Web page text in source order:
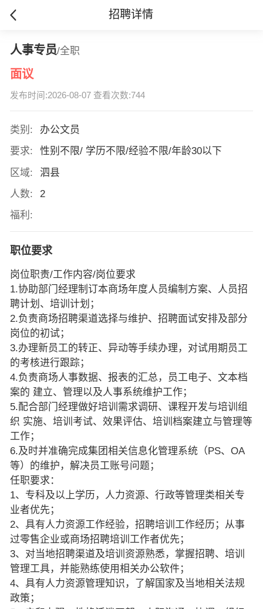
招聘详情
人事专员/全职
面议
发布时间:2026-08-07 查看次数:744
类别:
办公文员
要求:
性别不限/ 学历不限/经验不限/年龄30以下
区域:
泗县
人数:
2
福利:
职位要求
岗位职责/工作内容/岗位要求
1.协助部门经理制订本商场年度人员编制方案、人员招
聘计划、培训计划；
2.负责商场招聘渠道选择与维护、招聘面试安排及部分
岗位的初试；
3.办理新员工的转正、异动等手续办理，对试用期员工
的考核进行跟踪；
4.负责商场人事数据、报表的汇总，员工电子、文本档
案的 建立、管理以及人事系统维护工作；
5.配合部门经理做好培训需求调研、课程开发与培训组
织 实施、培训考试、效果评估、培训档案建立与管理等
工作；
6.及时并准确完成集团相关信息化管理系统（PS、OA
等）的维护，解决员工账号问题；
任职要求：
1、专科及以上学历，人力资源、行政等管理类相关专
业者优先；
2、具有人力资源工作经验，招聘培训工作经历；从事
过零售企业或商场招聘培训工作者优先；
3、对当地招聘渠道及培训资源熟悉，掌握招聘、培训
管理工具，并能熟练使用相关办公软件；
4、具有人力资源管理知识，了解国家及当地相关法规
政策；